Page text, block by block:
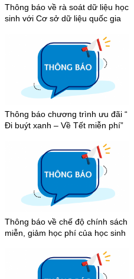
Thông báo về rà soát dữ liệu học
sinh với Cơ sở dữ liệu quốc gia
Thông báo chương trình ưu đãi “
Đi buýt xanh – Về Tết miễn phí”
Thông báo về chế độ chính sách
miễn, giảm học phí của học sinh